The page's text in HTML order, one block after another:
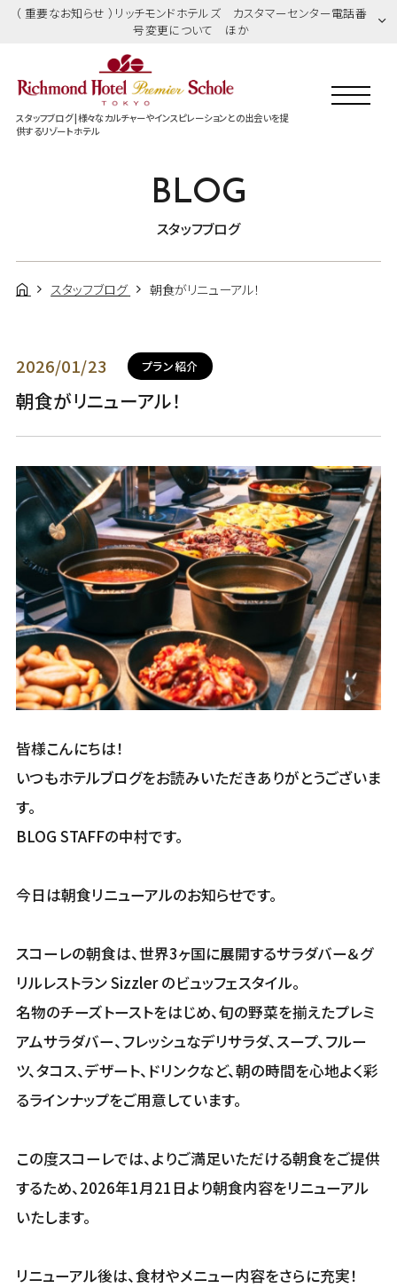
（ 重要なお知らせ ）リッチモンドホテルズ カスタマーセンター電話番
号変更について ほか
スタッフブログ |様々なカルチャーやインスピレーションとの出会いを提
供するリゾートホテル
BLOG
スタッフブログ
スタッフブログ 朝食がリニューアル！
2026/01/23 プラン紹介
朝食がリニューアル！
皆様こんにちは！
いつもホテルブログをお読みいただきありがとうございま
す。
BLOG STAFFの中村です。
今日は朝食リニューアルのお知らせです。
スコーレの朝食は、世界3ヶ国に展開するサラダバー＆グ
リルレストラン Sizzler のビュッフェスタイル。
名物のチーズトーストをはじめ、旬の野菜を揃えたプレミ
アムサラダバー、フレッシュなデリサラダ、スープ、フルー
ツ、タコス、デザート、ドリンクなど、朝の時間を心地よく彩
るラインナップをご用意しています。
この度スコーレでは、よりご満足いただける朝食をご提供
するため、2026年1月21日より朝食内容をリニューアル
いたします。
リニューアル後は、食材やメニュー内容をさらに充実️！